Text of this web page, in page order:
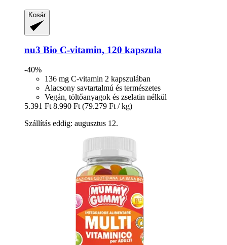
Kosár
nu3 Bio C-​vitamin, 120 kapszula
-40%
136 mg C-vitamin 2 kapszulában
Alacsony savtartalmú és természetes
Vegán, töltőanyagok és zselatin nélkül
5.391 Ft 8.990 Ft (79.279 Ft / kg)
Szállítás eddig: augusztus 12.